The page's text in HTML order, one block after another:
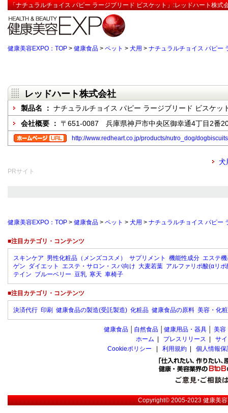
「ナチュラルチョイス パピー ラージブリード ビスケット」:レッドハート株式
健康美容EXPO：TOP > 健康食品 > ペット > 犬用 > ナチュラルチョイス パピー
レッドハート株式会社
製品名 ： ナチュラルチョイス パピー ラージブリード ビスケッ
会社概要 ： 〒651-0087 兵庫県神戸市中央区御幸通4丁目2番
http://www.redheart.co.jp/products/nutro_dog/
犬
PRサイト
健康美容EXPO：TOP > 健康食品 > ペット > 犬用 > ナチュラルチョイス パピー
■注目カテゴリ・コンテンツ
スキンケア 男性化粧品（メンズコスメ） サプリメント 機能性成分 エステ
ゲン ダイエット エステ・サロン・スパ向け 大麦若葉 アルファリポ酸(αリポ
テイン ブルーベリー 豆乳 寒天 車椅子
■注目カテゴリ・コンテンツ
決済代行 印刷 健康食品の製造(受託製造) 化粧品 健康食品の原料 美容・化
健康食品 自然食品 健康用品・器具 美容
ホーム
プレスリリース
サ
Cookieポリシー
利用規約 個人情報
Copyright© 2005-2023健康美